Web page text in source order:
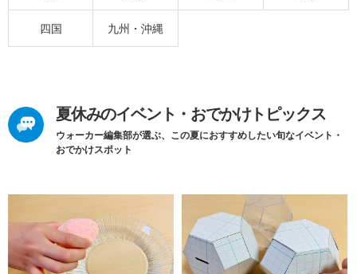
四国 九州・沖縄
夏休みのイベント・おでかけトピックス
ウォーカー編集部が選ぶ、この夏におすすめしたい旬なイベント・
おでかけスポット